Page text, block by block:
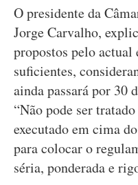
O presidente da
Jorge Carvalho,
propostos pelo actual
suficientes,
ainda passará por 30
“Não pode ser
executado em cima
para colocar o
séria, ponderada e